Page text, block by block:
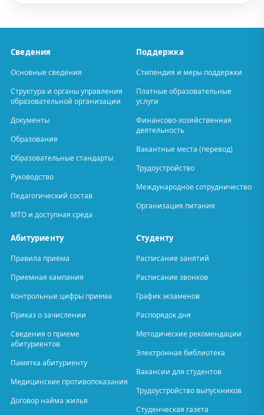
Сведения
Основные сведения
Структура и органы управления
образовательной организации
Документы
Образование
Образовательные стандарты
Руководство
Педагогический состав
МТО и доступная среда
Поддержка
Стипендия и меры поддержки
Платные образовательные
услуги
Финансово-хозяйственная
деятельность
Вакантные места (перевод)
Трудоустройство
Международное сотрудничество
Организация питания
Абитуриенту
Правила приёма
Приемная кампания
Контрольные цифры приема
Приказ о зачислении
Сведения о приеме
абитуриентов
Памятка абитуриенту
Медицинские противопоказания
Договор найма жилья
Студенту
Расписание занятий
Расписание звонков
График экзаменов
Распорядок дня
Методические рекомендации
Электронная библиотека
Вакансии для студентов
Трудоустройство выпускников
Студенческая газета